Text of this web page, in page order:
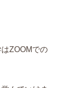
ZOOMでの